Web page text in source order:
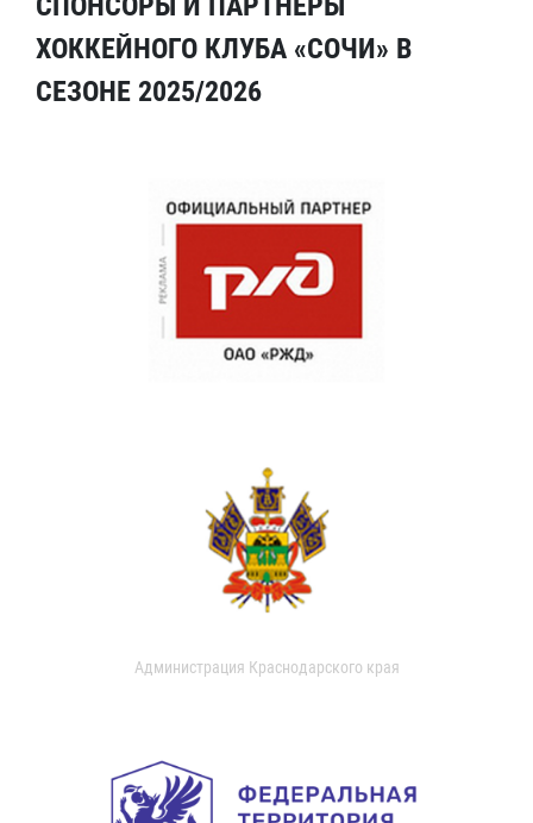
ХОККЕЙНОГО КЛУБА «СОЧИ» В
СЕЗОНЕ 2025/2026
Администрация Краснодарского края